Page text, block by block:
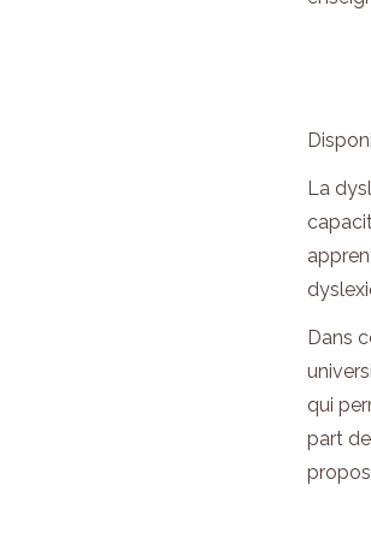
La
Dans
qui
part